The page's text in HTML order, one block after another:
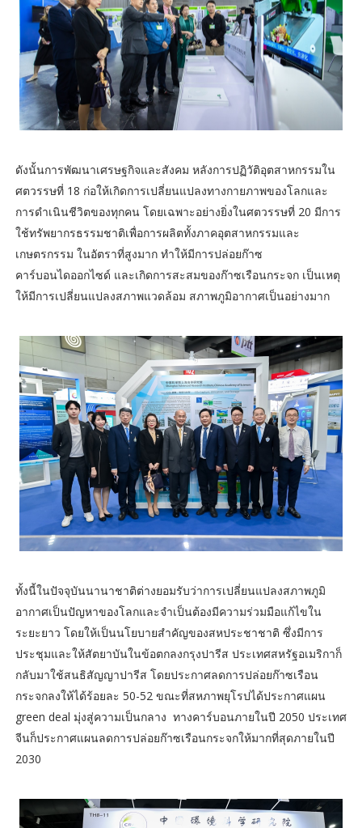
ดังนั้นการพัฒนาเศรษฐกิจและสังคม หลังการปฏิวัติอุตสาหกรรมใน
ศตวรรษที่ 18 ก่อให้เกิดการเปลี่ยนแปลงทางกายภาพของโลกและ
การดำเนินชีวิตของทุกคน โดยเฉพาะอย่างยิ่งในศตวรรษที่ 20 มีการ
ใช้ทรัพยากรธรรมชาติเพื่อการผลิตทั้งภาคอุตสาหกรรมและ
เกษตรกรรม ในอัตราที่สูงมาก ทำให้มีการปล่อยก๊าซ
คาร์บอนไดออกไซด์ และเกิดการสะสมของก๊าซเรือนกระจก เป็นเหตุ
ให้มีการเปลี่ยนแปลงสภาพแวดล้อม สภาพภูมิอากาศเป็นอย่างมาก
ทั้งนี้ในปัจจุบันนานาชาติต่างยอมรับว่าการเปลี่ยนแปลงสภาพภูมิ
อากาศเป็นปัญหาของโลกและจำเป็นต้องมีความร่วมมือแก้ไขใน
ระยะยาว โดยให้เป็นนโยบายสำคัญของสหประชาชาติ ซึ่งมีการ
ประชุมและให้สัตยาบันในข้อตกลงกรุงปารีส ประเทศสหรัฐอเมริกาก็
กลับมาใช้สนธิสัญญาปารีส โดยประกาศลดการปล่อยก๊าซเรือน
กระจกลงให้ได้ร้อยละ 50-52 ขณะที่สหภาพยุโรปได้ประกาศแผน
green deal มุ่งสู่ความเป็นกลาง ทางคาร์บอนภายในปี 2050 ประเทศ
จีนก็ประกาศแผนลดการปล่อยก๊าซเรือนกระจกให้มากที่สุดภายในปี
2030